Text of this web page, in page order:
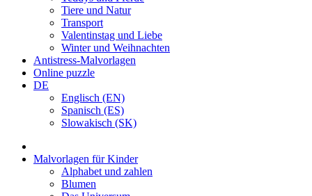
Tiere und Natur
Transport
Valentinstag und Liebe
Winter und Weihnachten
Antistress-Malvorlagen
Online puzzle
DE
Englisch (EN)
Spanisch (ES)
Slowakisch (SK)
Malvorlagen für Kinder
Alphabet und zahlen
Blumen